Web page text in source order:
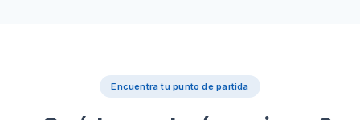
Encuentra tu punto de partida